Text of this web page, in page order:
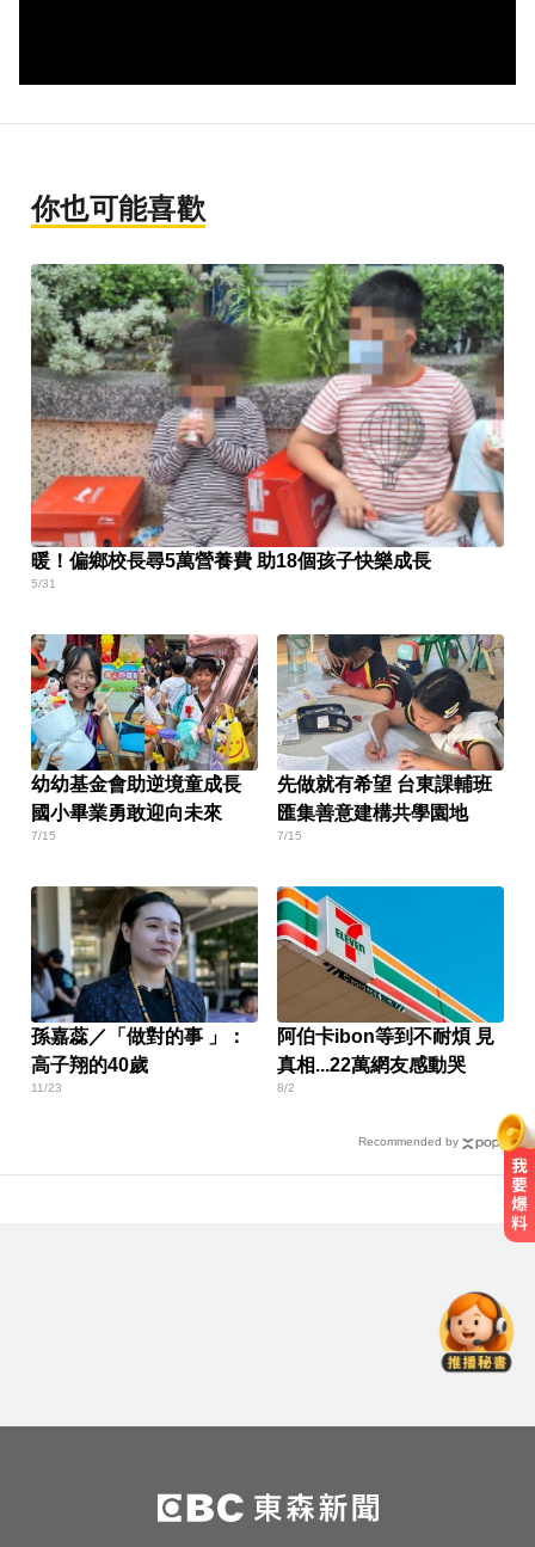
你也可能喜歡
暖！偏鄉校長尋5萬營養費 助18個孩子快樂成長
5/31
幼幼基金會助逆境童成長
國小畢業勇敢迎向未來
7/15
先做就有希望 台東課輔班
匯集善意建構共學園地
7/15
孫嘉蕊／「做對的事 」：
高子翔的40歲
11/23
阿伯卡ibon等到不耐煩 見
真相...22萬網友感動哭
8/2
Recommended by
侵犯！法院判2年4月
曾號召反女權集會！36歲網紅陳屍
住處 死因待查